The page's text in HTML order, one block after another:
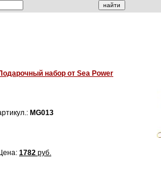
набор от Sea Power
MG013
1782 руб.